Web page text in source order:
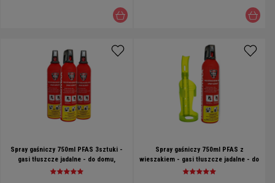
Spray gaśniczy 750ml PFAS 3sztuki -
gasi tłuszcze jadalne - do domu,
kuchni, na kemping
Spray gaśniczy 750ml PFAS z
wieszakiem - gasi tłuszcze jadalne - do
domu, kuchni, na kemping (1)